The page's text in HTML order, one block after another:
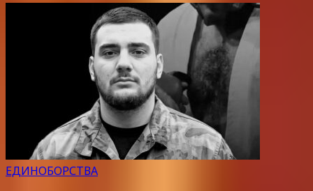
ЕДИНОБОРСТВА